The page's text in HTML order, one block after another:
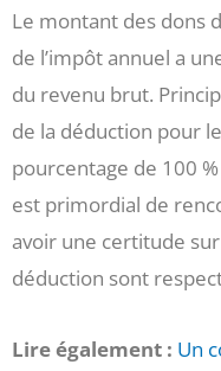
Le montant des dons
de l’impôt annuel a
du revenu brut.
de la déduction pour
pourcentage de 100
est primordial de
avoir une certitude
déduction sont
Lire également : Un